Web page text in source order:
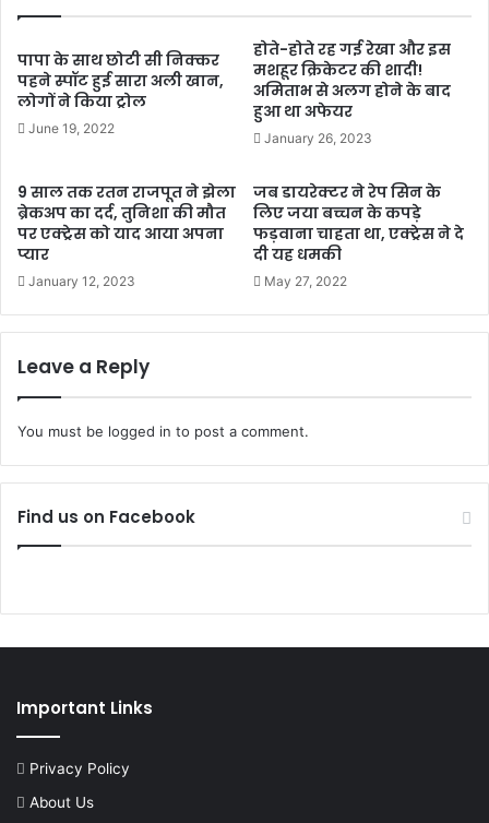
पापा के साथ छोटी सी निक्कर
पहने स्पॉट हुई सारा अली खान,
लोगों ने किया ट्रोल
June 19, 2022
होते-होते रह गई रेखा और इस
मशहूर क्रिकेटर की शादी!
अमिताभ से अलग होने के बाद
हुआ था अफेयर
January 26, 2023
9 साल तक रतन राजपूत ने झेला
ब्रेकअप का दर्द, तुनिशा की मौत
पर एक्ट्रेस को याद आया अपना
प्यार
January 12, 2023
जब डायरेक्टर ने रेप सिन के
लिए जया बच्चन के कपड़े
फड़वाना चाहता था, एक्ट्रेस ने दे
दी यह धमकी
May 27, 2022
Leave a Reply
You must be logged in to post a comment.
Find us on Facebook
Important Links
Privacy Policy
About Us